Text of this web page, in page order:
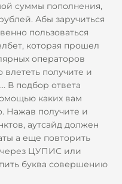
суммы пополнения,
Абы заручиться
пользоваться
которая прошел
операторов
влететь получите и
В подбор ответа
каких вам
Нажав получите и
аутсайд должен
а еще повторить
через ЦУПИС или
буква совершению